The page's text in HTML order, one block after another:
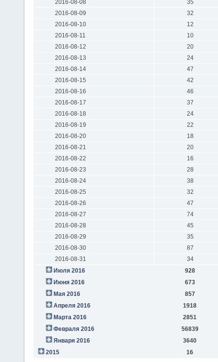
2016-08-08
35
2016-08-09
32
2016-08-10
12
2016-08-11
10
2016-08-12
20
2016-08-13
24
2016-08-14
47
2016-08-15
42
2016-08-16
46
2016-08-17
37
2016-08-18
24
2016-08-19
22
2016-08-20
18
2016-08-21
20
2016-08-22
16
2016-08-23
28
2016-08-24
38
2016-08-25
32
2016-08-26
47
2016-08-27
74
2016-08-28
45
2016-08-29
35
2016-08-30
87
2016-08-31
34
Июля 2016
928
Июня 2016
673
Мая 2016
857
Апреля 2016
1918
Марта 2016
2851
Февраля 2016
56839
Января 2016
3640
2015
16